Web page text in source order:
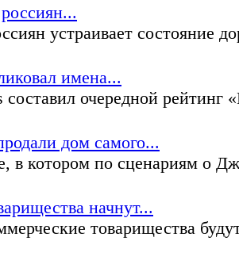
устраивает состояние
имена...
очередной
дом самого...
в котором по сценариям о
начнут...
товарищества